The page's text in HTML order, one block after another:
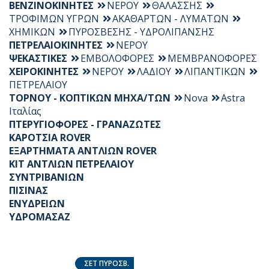
ΒΕΝΖΙΝΟΚΙΝΗΤΕΣ ΝΕΡΟΥ
ΘΑΛΑΣΣΗΣ
ΤΡΟΦΙΜΩΝ ΥΓΡΩΝ
ΑΚΑΘΑΡΤΩΝ - ΛΥΜΑΤΩΝ
ΧΗΜΙΚΩΝ
ΠΥΡΟΣΒΕΣΗΣ - ΥΔΡΟΛΙΠΑΝΣΗΣ
ΠΕΤΡΕΛΑΙΟΚΙΝΗΤΕΣ
ΝΕΡΟΥ
ΨΕΚΑΣΤΙΚΕΣ
ΕΜΒΟΛΟΦΟΡΕΣ
ΜΕΜΒΡΑΝΟΦΟΡΕΣ
ΧΕΙΡΟΚΙΝΗΤΕΣ
ΝΕΡΟΥ ΛΑΔΙΟΥ
ΛΙΠΑΝΤΙΚΩΝ
ΠΕΤΡΕΛΑΙΟΥ
ΤΟΡΝΟΥ - ΚΟΠΤΙΚΩΝ ΜΗΧΑ/ΤΩΝ
Nova
Astra
Ιταλίας
ΠΤΕΡΥΓΙΟΦΟΡΕΣ - ΓΡΑΝΑΖΩΤΕΣ
ΚΑΡΟΤΣΙΑ ROVER
ΕΞΑΡΤΗΜΑΤΑ ΑΝΤΛΙΩΝ ROVER
KIT ΑΝΤΛΙΩΝ ΠΕΤΡΕΛΑΙΟΥ
ΣΥΝΤΡΙΒΑΝΙΩΝ
ΠΙΣΙΝΑΣ
ΕΝΥΔΡΕΙΩΝ
ΥΔΡΟΜΑΣΑΖ
ΣΕΤ ΠΥΡΟΣΒ.